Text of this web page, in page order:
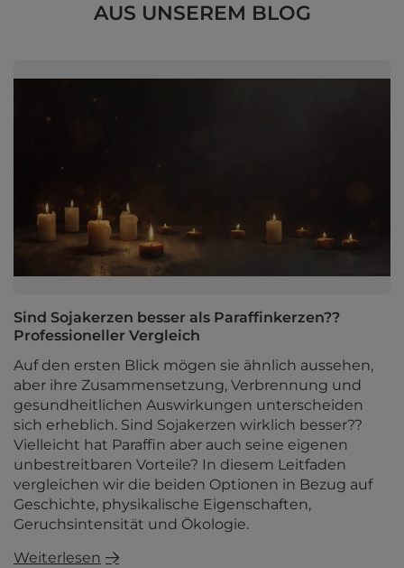
AUS UNSEREM BLOG
Sind Sojakerzen besser als Paraffinkerzen??
Professioneller Vergleich
Auf den ersten Blick mögen sie ähnlich aussehen,
aber ihre Zusammensetzung, Verbrennung und
gesundheitlichen Auswirkungen unterscheiden
sich erheblich. Sind Sojakerzen wirklich besser??
Vielleicht hat Paraffin aber auch seine eigenen
unbestreitbaren Vorteile? In diesem Leitfaden
vergleichen wir die beiden Optionen in Bezug auf
Geschichte, physikalische Eigenschaften,
Geruchsintensität und Ökologie.
Weiterlesen